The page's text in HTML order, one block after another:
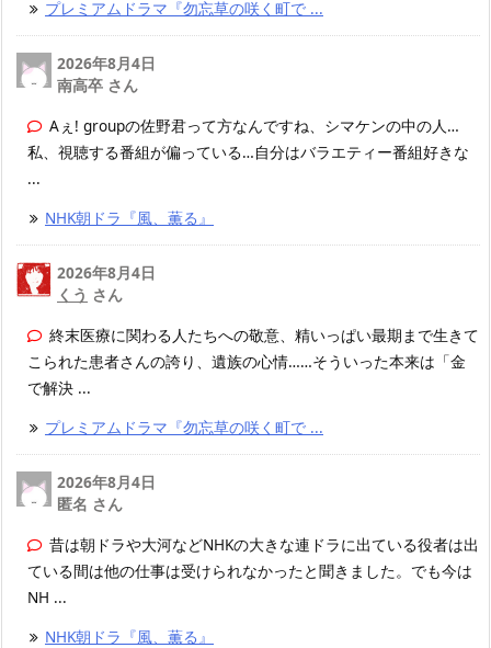
プレミアムドラマ『勿忘草の咲く町で ...
2026年8月4日
南高卒 さん
Aぇ! groupの佐野君って方なんですね、シマケンの中の人…
私、視聴する番組が偏っている…自分はバラエティー番組好きな
...
NHK朝ドラ『風、薫る』
2026年8月4日
くう さん
終末医療に関わる人たちへの敬意、精いっぱい最期まで生きて
こられた患者さんの誇り、遺族の心情……そういった本来は「金
で解決 ...
プレミアムドラマ『勿忘草の咲く町で ...
2026年8月4日
匿名 さん
昔は朝ドラや大河などNHKの大きな連ドラに出ている役者は出
ている間は他の仕事は受けられなかったと聞きました。でも今は
NH ...
NHK朝ドラ『風、薫る』